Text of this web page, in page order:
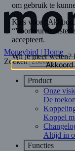
Moneybird | Home
Zoeken
Product
Onze
De
Koppel
Altijd in
Functies